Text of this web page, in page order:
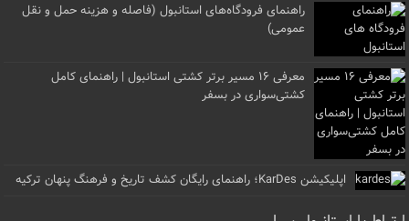
راهنمای فرودگاه‌های استانبول (فاصله و هزینه حمل و نقل
عمومی)
معرفی ۱۶ مسیر برتر کشتی استانبول | راهنمای کامل
کشتی‌سواری در بسفر
اپلیکیشن KarDes؛ راهنمای رایگان کشف تاریخ و فرهنگ پنهان ترکیه